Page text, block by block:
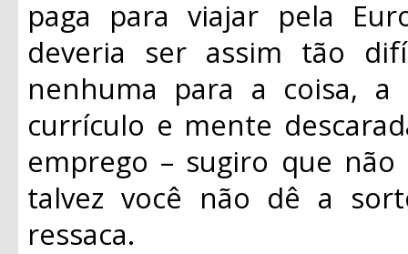
paga para viajar pela
deveria ser assim tão
nenhuma para a coisa, a
currículo e mente
emprego – sugiro que
talvez você não dê a
ressaca.